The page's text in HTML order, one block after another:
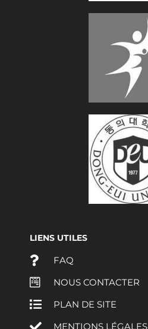
LIENS UTILES
FAQ
NOUS CONTACTER
PLAN DE SITE
MENTIONS LÉGALES